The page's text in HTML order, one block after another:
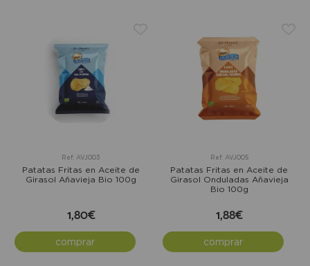
Ref: AVJ003
Patatas Fritas en Aceite de
Girasol Añavieja Bio 100g
1,80€
comprar
Ref: AVJ005
Patatas Fritas en Aceite de
Girasol Onduladas Añavieja
Bio 100g
1,88€
comprar